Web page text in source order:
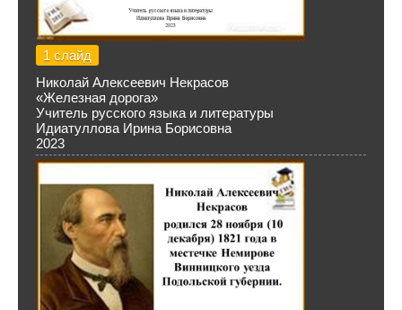
1 слайд
Николай Алексеевич Некрасов
«Железная дорога»
Учитель русского языка и литературы
Идиатуллова Ирина Борисовна
2023